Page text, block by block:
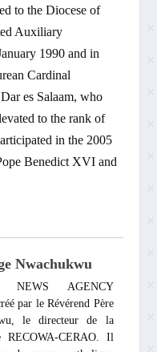
to the Diocese of
Auxiliary
1990 and in
Cardinal
es Salaam, who
to the rank of
in the 2005
Benedict XVI and
Nwachukwu
NEWS AGENCY
par le Révérend Père
le directeur de la
RECOWA-CERAO. Il